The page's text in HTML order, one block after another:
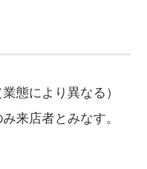
態により異なる）
来店者とみなす。